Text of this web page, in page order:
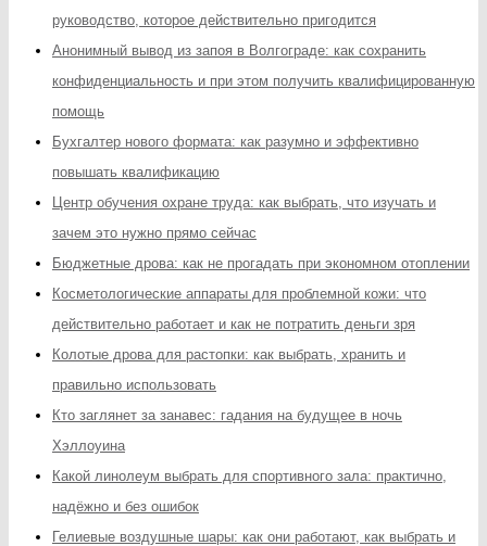
руководство, которое действительно пригодится
Анонимный вывод из запоя в Волгограде: как сохранить
конфиденциальность и при этом получить квалифицированную
помощь
Бухгалтер нового формата: как разумно и эффективно
повышать квалификацию
Центр обучения охране труда: как выбрать, что изучать и
зачем это нужно прямо сейчас
Бюджетные дрова: как не прогадать при экономном отоплении
Косметологические аппараты для проблемной кожи: что
действительно работает и как не потратить деньги зря
Колотые дрова для растопки: как выбрать, хранить и
правильно использовать
Кто заглянет за занавес: гадания на будущее в ночь
Хэллоуина
Какой линолеум выбрать для спортивного зала: практично,
надёжно и без ошибок
Гелиевые воздушные шары: как они работают, как выбрать и